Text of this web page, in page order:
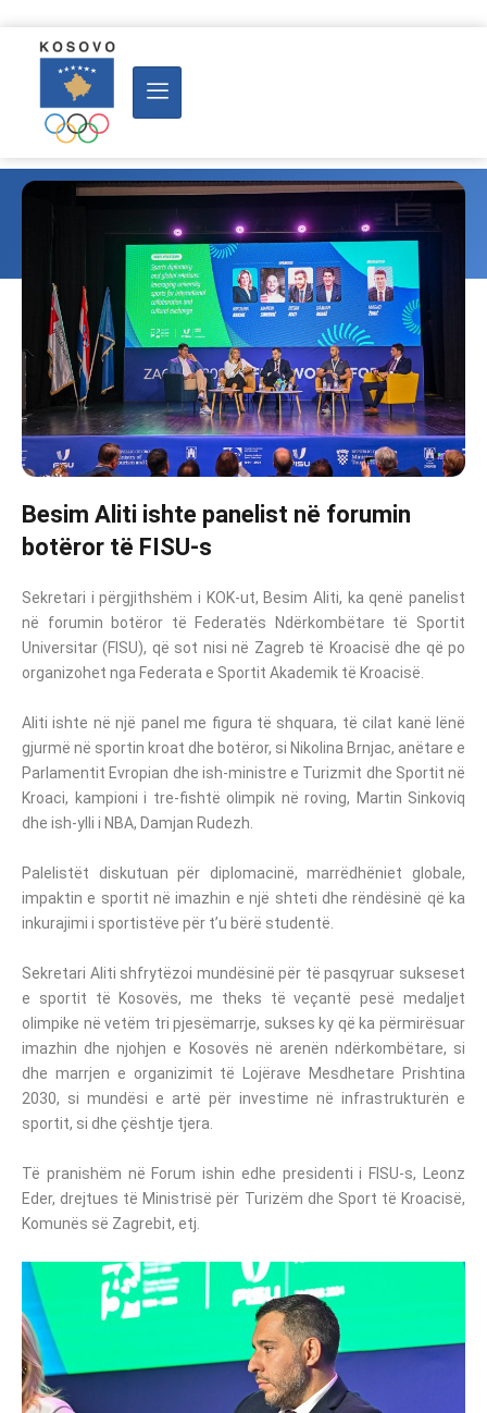
Besim Aliti ishte panelist në forumin
botëror të FISU-s
Sekretari i përgjithshëm i KOK-ut, Besim Aliti, ka qenë panelist
në forumin botëror të Federatës Ndërkombëtare të Sportit
Universitar (FISU), që sot nisi në Zagreb të Kroacisë dhe që po
organizohet nga Federata e Sportit Akademik të Kroacisë.
Aliti ishte në një panel me figura të shquara, të cilat kanë lënë
gjurmë në sportin kroat dhe botëror, si Nikolina Brnjac, anëtare e
Parlamentit Evropian dhe ish-ministre e Turizmit dhe Sportit në
Kroaci, kampioni i tre-fishtë olimpik në roving, Martin Sinkoviq
dhe ish-ylli i NBA, Damjan Rudezh.
Palelistët diskutuan për diplomacinë, marrëdhëniet globale,
impaktin e sportit në imazhin e një shteti dhe rëndësinë që ka
inkurajimi i sportistëve për t’u bërë studentë.
Sekretari Aliti shfrytëzoi mundësinë për të pasqyruar sukseset
e sportit të Kosovës, me theks të veçantë pesë medaljet
olimpike në vetëm tri pjesëmarrje, sukses ky që ka përmirësuar
imazhin dhe njohjen e Kosovës në arenën ndërkombëtare, si
dhe marrjen e organizimit të Lojërave Mesdhetare Prishtina
2030, si mundësi e artë për investime në infrastrukturën e
sportit, si dhe çështje tjera.
Të pranishëm në Forum ishin edhe presidenti i FISU-s, Leonz
Eder, drejtues të Ministrisë për Turizëm dhe Sport të Kroacisë,
Komunës së Zagrebit, etj.